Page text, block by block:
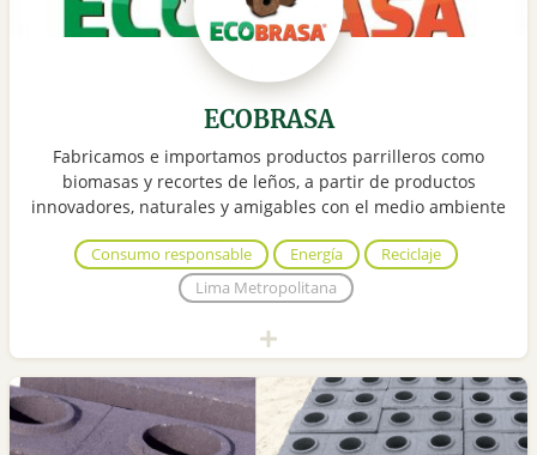
ECOBRASA
Fabricamos e importamos productos parrilleros como
biomasas y recortes de leños, a partir de productos
innovadores, naturales y amigables con el medio ambiente
Consumo responsable Energía
Reciclaje
Lima Metropolitana